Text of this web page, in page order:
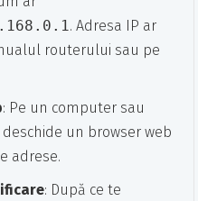
. Adresa IP ar
routerului sau pe
: Pe un computer sau
un browser web
adrese.
: După ce te